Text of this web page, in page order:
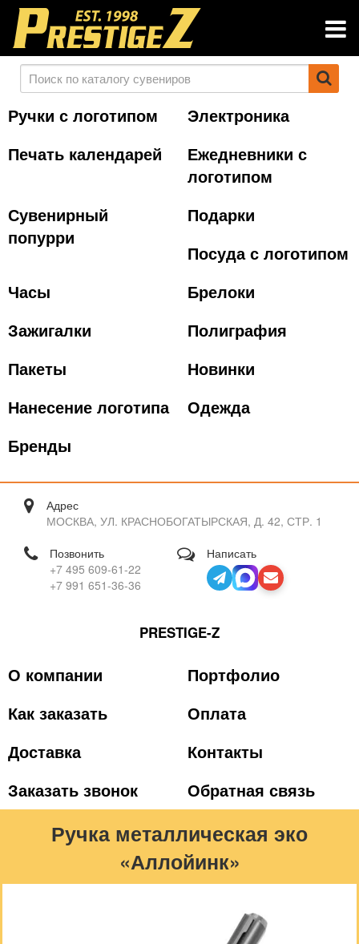
Ручки с логотипом
Электроника
Печать календарей
Ежедневники с
логотипом
Сувенирный
попурри
Подарки
Посуда с логотипом
Часы
Брелоки
Зажигалки
Полиграфия
Пакеты
Новинки
Нанесение логотипа
Одежда
Бренды
Адрес
МОСКВА, УЛ. КРАСНОБОГАТЫРСКАЯ, Д. 42, СТР. 1
Позвонить
+7 495 609-61-22
+7 991 651-36-36
Написать
PRESTIGE-Z
О компании
Портфолио
Как заказать
Оплата
Доставка
Контакты
Заказать звонок
Обратная связь
Ручка металлическая эко
«Аллойинк»